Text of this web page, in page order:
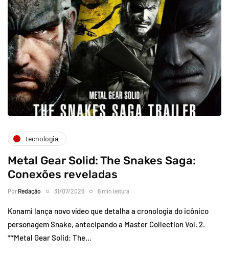
tecnologia
Metal Gear Solid: The Snakes Saga:
Conexões reveladas
Por Redação 31/07/2026 6 min leitura
Konami lança novo vídeo que detalha a cronologia do icônico
personagem Snake, antecipando a Master Collection Vol. 2.
**Metal Gear Solid: The…